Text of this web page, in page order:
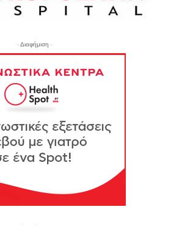
- Διαφήμιση -